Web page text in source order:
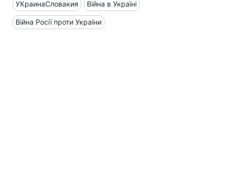
УКраинаСловакия Війна в Україні
Війна Росії проти України